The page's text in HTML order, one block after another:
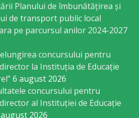
Planului de îmbunătățirea și
de transport public local
pe parcursul anilor 2024-2027
concursului pentru
la Instituția de Educație
6 august 2026
concursului pentru
al Instituției de Educație
2026